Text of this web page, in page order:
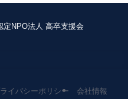
定NPO法人 高卒支援会
イバシーポリシー 会社情報